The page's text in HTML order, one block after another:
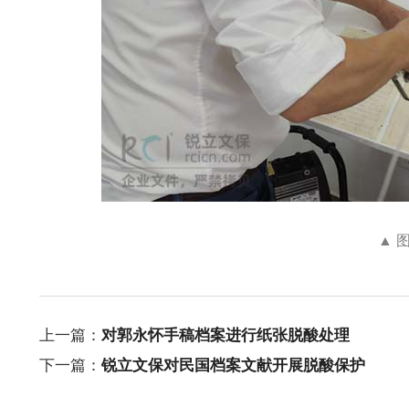
▲
上一篇：对郭永怀手稿档案进行纸张脱酸处理
下一篇：锐立文保对民国档案文献开展脱酸保护